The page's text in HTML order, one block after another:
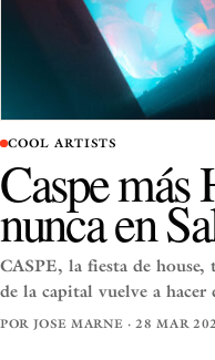
COOL ARTISTS
Caspe
nunca en
CASPE, la fiesta de
de la capital vuelve a hacer
POR JOSE MARNE · 28 MAR